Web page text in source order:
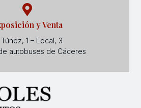
y Venta
1 – Local, 3
autobuses de Cáceres